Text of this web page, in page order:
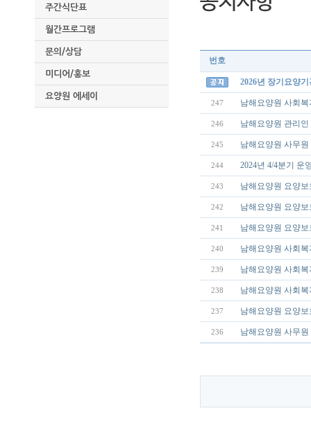
주간식단표
월간프로그램
문의/상담
미디어/홍보
요양원 에세이
번호
2026년 장기요양
247 남해요양원 사회
246 남해요양원 관리
245 남해요양원 사무
244 2024년 4/4분기 운
243 남해요양원 요양
242 남해요양원 요양
241 남해요양원 요양
240 남해요양원 사회
239 남해요양원 사회
238 남해요양원 사회
237 남해요양원 요양
236 남해요양원 사무